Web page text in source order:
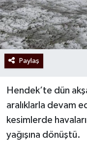
Paylaş
Hendek’te dün
aralıklarla devam
kesimlerde
yağışına dönüştü.